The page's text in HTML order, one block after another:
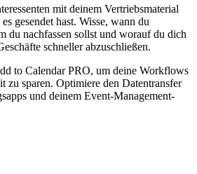
mit deinem Vertriebsmaterial
gesendet hast. Wisse, wann du
du nachfassen sollst und worauf du dich
schneller abzuschließen.
to Calendar PRO, um deine Workflows
zu sparen. Optimiere den Datentransfer
und deinem Event-Management-